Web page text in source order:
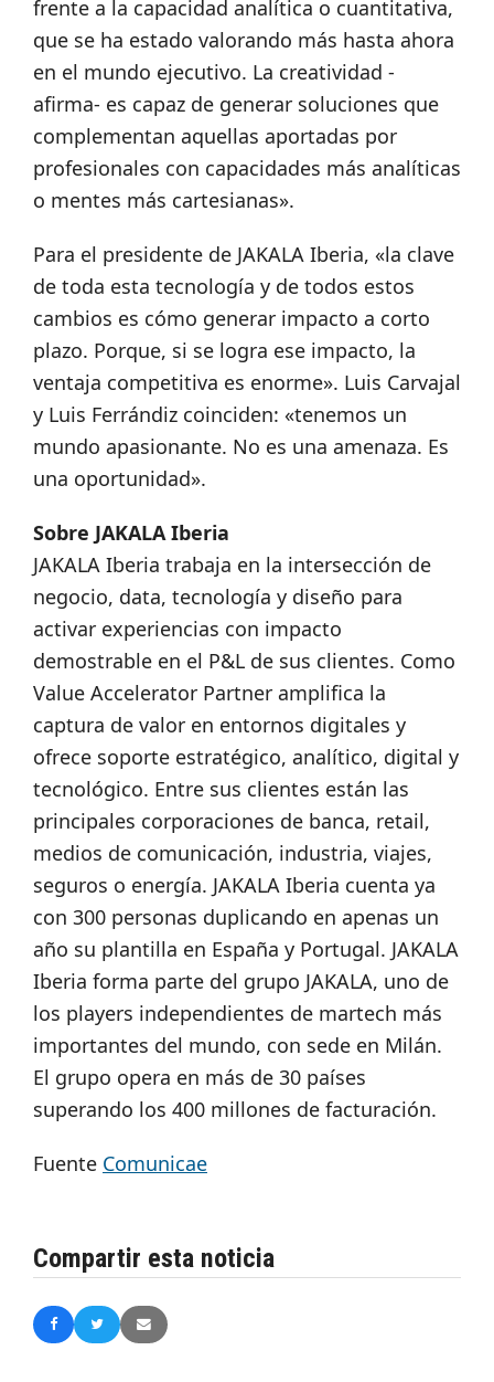
frente a la capacidad analítica o cuantitativa,
que se ha estado valorando más hasta ahora
en el mundo ejecutivo. La creatividad -
afirma- es capaz de generar soluciones que
complementan aquellas aportadas por
profesionales con capacidades más analíticas
o mentes más cartesianas».
Para el presidente de JAKALA Iberia, «la clave
de toda esta tecnología y de todos estos
cambios es cómo generar impacto a corto
plazo. Porque, si se logra ese impacto, la
ventaja competitiva es enorme». Luis Carvajal
y Luis Ferrándiz coinciden: «tenemos un
mundo apasionante. No es una amenaza. Es
una oportunidad».
Sobre JAKALA Iberia
JAKALA Iberia trabaja en la intersección de
negocio, data, tecnología y diseño para
activar experiencias con impacto
demostrable en el P&L de sus clientes. Como
Value Accelerator Partner amplifica la
captura de valor en entornos digitales y
ofrece soporte estratégico, analítico, digital y
tecnológico. Entre sus clientes están las
principales corporaciones de banca, retail,
medios de comunicación, industria, viajes,
seguros o energía. JAKALA Iberia cuenta ya
con 300 personas duplicando en apenas un
año su plantilla en España y Portugal. JAKALA
Iberia forma parte del grupo JAKALA, uno de
los players independientes de martech más
importantes del mundo, con sede en Milán.
El grupo opera en más de 30 países
superando los 400 millones de facturación.
Fuente Comunicae
Compartir esta noticia